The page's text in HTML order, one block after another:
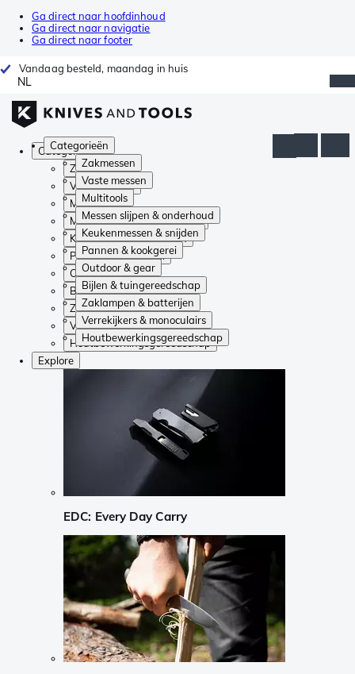
Ga direct naar hoofdinhoud
Ga direct naar navigatie
Ga direct naar footer
Vandaag besteld, maandag in huis
NL
Categorieën
Zakmessen
Vaste messen
Multitools
Messen slijpen & onderhoud
Keukenmessen & snijden
Pannen & kookgerei
Outdoor & gear
Bijlen & tuingereedschap
Zaklampen & batterijen
Verrekijkers & monoculairs
Houtbewerkingsgereedschap
Categorieën
Zakmessen
Vaste messen
Multitools
Messen slijpen & onderhoud
Keukenmessen & snijden
Pannen & kookgerei
Outdoor & gear
Bijlen & tuingereedschap
Zaklampen & batterijen
Verrekijkers & monoculairs
Houtbewerkingsgereedschap
Explore
EDC: Every Day Carry